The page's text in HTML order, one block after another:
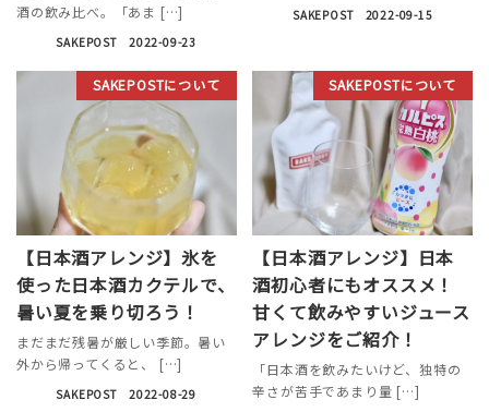
酒の飲み比べ。「あま […]
SAKEPOST 2022-09-23
SAKEPOST 2022-09-15
SAKEPOSTについて
【日本酒アレンジ】氷を
使った日本酒カクテルで、
暑い夏を乗り切ろう！
まだまだ残暑が厳しい季節。暑い
外から帰ってくると、 […]
SAKEPOST 2022-08-29
SAKEPOSTについて
【日本酒アレンジ】日本
酒初心者にもオススメ！
甘くて飲みやすいジュース
アレンジをご紹介！
「日本酒を飲みたいけど、独特の
辛さが苦手であまり量 […]